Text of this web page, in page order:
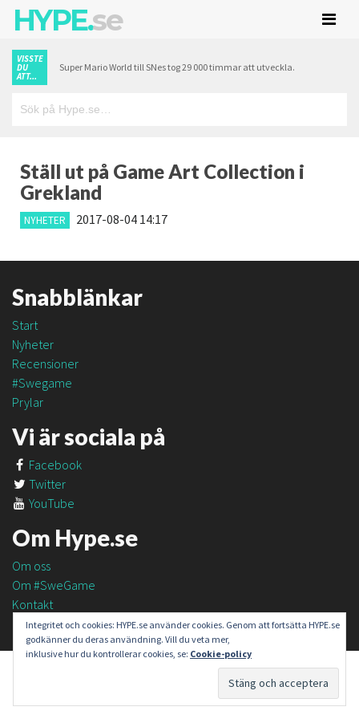
HYPE.se
VISSTE
DU
ATT...
Super Mario World till SNes tog 29 000 timmar att utveckla.
Ställ ut på Game Art Collection i
Grekland
NYHETER 2017-08-04 14:17
Snabblänkar
Start
Nyheter
Recensioner
#Swegame
Prylar
Vi är sociala på
Facebook
Twitter
YouTube
Om Hype.se
Om oss
Om #SweGame
Kontakt
Integritet och cookies: HYPE.se använder cookies. Genom att fortsätta HYPE.se
godkänner du deras användning. Vill du veta mer,
inklusive hur du kontrollerar cookies, se: Cookie-policy